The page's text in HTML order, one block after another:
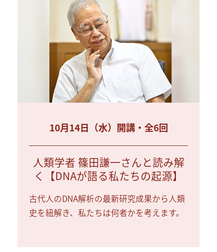
10月14日（水）開講・全6回
人類学者 篠田謙一さんと読み解
く【DNAが語る私たちの起源】
古代人のDNA解析の最新研究成果から人類
史を紐解き、私たちは何者かを考えます。